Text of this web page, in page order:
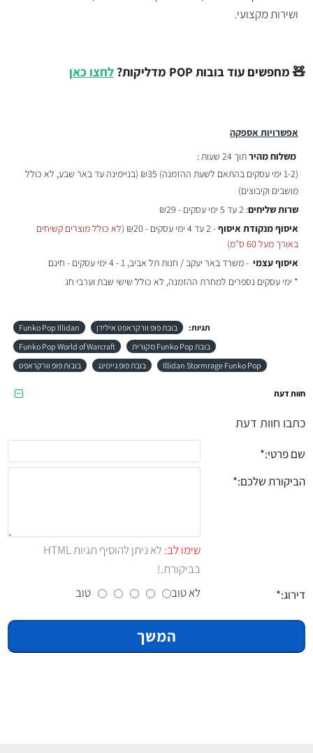
אפשרויות אספקה
משלוח מהירתוך 24 שעות :
(1-2 ימי עסקים בהתאם לשעת ההזמנה)
₪35 (בניימינה עד באר שבע, לא כולל
מושבים וקיבוצים)
שרות שליחים: 2 עד 5 ימי עסקים - ₪29
איסוף מנקודת איסוף- 2 עד 4 ימי עסקים - ₪20
(לא כולל מוצרים קשיחים
באורך מעל 60 ס"מ)
איסוף עצמי - משרד באר יעקב / חנות תל אביב, 1 - 4 ימי עסקים - חינם
* ימי עסקים נספרים למחרת ההזמנה, לא כולל שישי שבת וערבי חג
🧸 מחפשים עוד בובות POP מדליקות? לחצו כאן
ושירות מקצועי.
תגיות: בובת פופ וורקראפט אילידן
Funko Pop Illidan
בובת Funko Pop מקורית
Funko Pop World of Warcraft
Illidan Stormrage Funko Pop
בובת פופ גיימינג בובות פופ וורקראפט
חוות דעת
כתבו חוות דעת
שם פרטי:
הביקורת שלכם:
שימו לב:
לא ניתן להוסיף תגיות HTML
בביקורת.!
דירוג:
לא טוב טוב
המשך